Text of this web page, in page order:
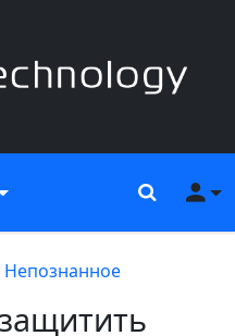
Поиск
Непознанное